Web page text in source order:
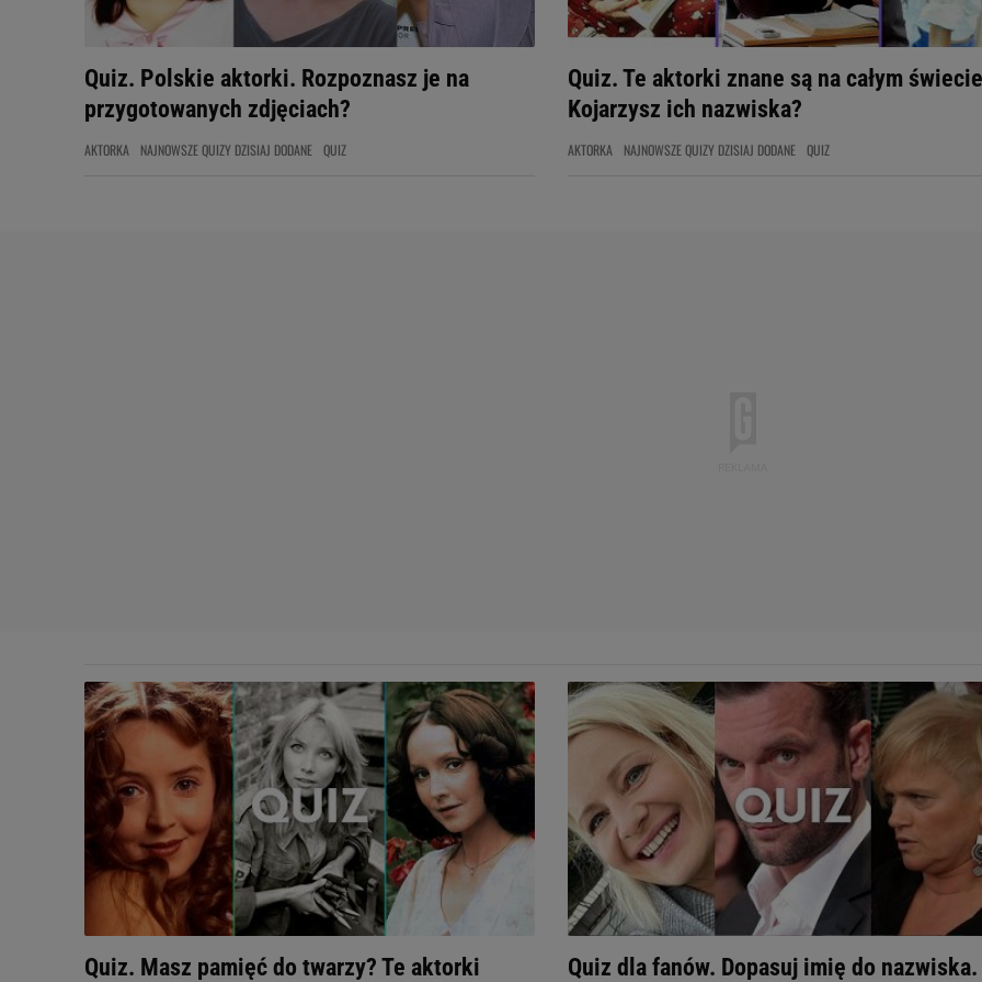
Quiz. Polskie aktorki. Rozpoznasz je na
przygotowanych zdjęciach?
AKTORKA NAJNOWSZE QUIZY DZISIAJ DODANE QUIZ
Quiz. Te aktorki znane są na całym
Kojarzysz ich nazwiska?
AKTORKA NAJNOWSZE QUIZY DZISIAJ DODANE QUIZ
Quiz. Masz pamięć do twarzy? Te aktorki Quiz dla fanów. Dopasuj imię do nazwiska.